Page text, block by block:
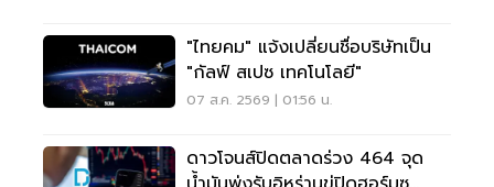
"ไทยคม" แจ้งเปลี่ยนชื่อบริษัทเป็น
"กัลฟ์ สเปซ เทคโนโลยี"
07 ส.ค. 2569 | 01:56 น.
ดาวโจนส์ปิดตลาดร่วง 464 จุด